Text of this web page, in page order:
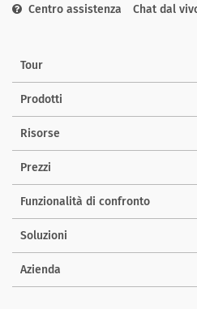
Centro assistenza Chat dal
Tour
Prodotti
Risorse
Prezzi
Funzionalità di confronto
Soluzioni
Azienda